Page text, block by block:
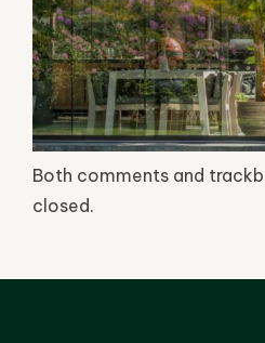
Both comments and
closed.